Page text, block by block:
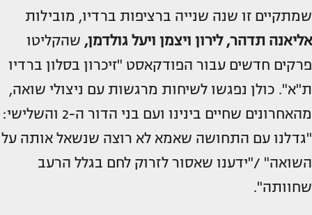
שמתקיים זו שנה שנייה ברציפות ברדיו, מובילות
אליאנה תדהר,לירון ויצמן ויעל גולדמן, שהקליטו
פרקים חדשים עבור הפודקאסט "זיכרון בסלון ברדיו
ת"א". כולן נפגשו לשיחות מרגשות עם ניצולי שואה,
מהאחרונים שחיים בינינו ועם בני הדור ה-2 והשלישי:
"גדלנו עם התחושה שאמא לא רוצה שנשאל אותה על
השואה" /"ידענו שאסור לזרוק לחם בגלל הרעב
שחוותה".